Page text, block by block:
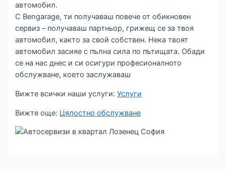
автомобил.
С Bengarage, ти получаваш повече от обикновен
сервиз – получаваш партньор, грижещ се за твоя
автомобил, както за свой собствен. Нека твоят
автомобил засияе с пълна сила по пътищата. Обади
се на нас днес и си осигури професионалното
обслужване, което заслужаваш
Вижте всички наши услуги:Услуги
Вижте още: Цялостно обслужване